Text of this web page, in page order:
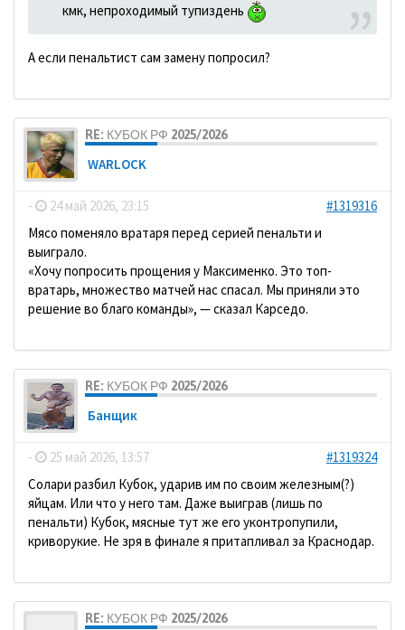
кмк, непроходимый тупиздень
А если пенальтист сам замену попросил?
RE: КУБОК РФ 2025/2026
WARLOCK
- 24 май 2026, 23:15
#1319316
Мясо поменяло вратаря перед серией пенальти и
выиграло.
«Хочу попросить прощения у Максименко. Это топ-
вратарь, множество матчей нас спасал. Мы приняли это
решение во благо команды», — сказал Карседо.
RE: КУБОК РФ 2025/2026
Банщик
- 25 май 2026, 13:57
#1319324
Солари разбил Кубок, ударив им по своим железным(?)
яйцам. Или что у него там. Даже выиграв (лишь по
пенальти) Кубок, мясные тут же его уконтропупили,
криворукие. Не зря в финале я притапливал за Краснодар.
RE: КУБОК РФ 2025/2026